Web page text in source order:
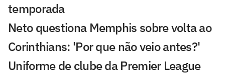
temporada
Neto questiona Memphis sobre volta ao
Corinthians: 'Por que não veio antes?'
Uniforme de clube da Premier League